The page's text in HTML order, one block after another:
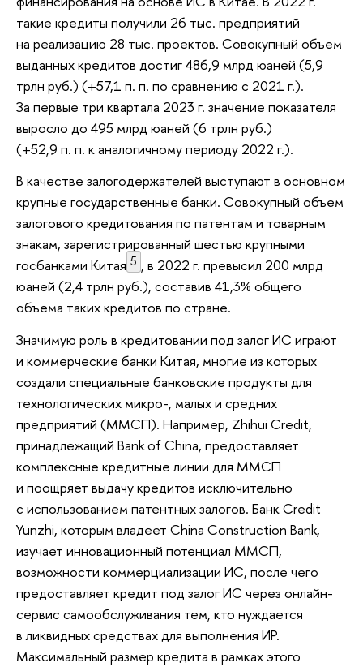
такие кредиты получили 26 тыс. предприятий
на реализацию 28 тыс. проектов. Совокупный объем
выданных кредитов достиг 486,9 млрд юаней (5,9
трлн руб.) (+57,1 п. п. по сравнению с 2021 г.).
За первые три квартала 2023 г. значение показателя
выросло до 495 млрд юаней (6 трлн руб.)
(+52,9 п. п. к аналогичному периоду 2022 г.).
В качестве залогодержателей выступают в основном
крупные государственные банки. Совокупный объем
залогового кредитования по патентам и товарным
знакам, зарегистрированный шестью крупными
госбанками Китая 5 , в 2022 г. превысил 200 млрд
юаней (2,4 трлн руб.), составив 41,3% общего
объема таких кредитов по стране.
Значимую роль в кредитовании под залог ИС играют
и коммерческие банки Китая, многие из которых
создали специальные банковские продукты для
технологических микро-, малых и средних
предприятий (ММСП). Например, Zhihui Credit,
принадлежащий Bank of China, предоставляет
комплексные кредитные линии для ММСП
и поощряет выдачу кредитов исключительно
с использованием патентных залогов. Банк Credit
Yunzhi, которым владеет China Construction Bank,
изучает инновационный потенциал ММСП,
возможности коммерциализации ИС, после чего
предоставляет кредит под залог ИС через онлайн-
сервис самообслуживания тем, кто нуждается
в ликвидных средствах для выполнения ИР.
Максимальный размер кредита в рамках этого